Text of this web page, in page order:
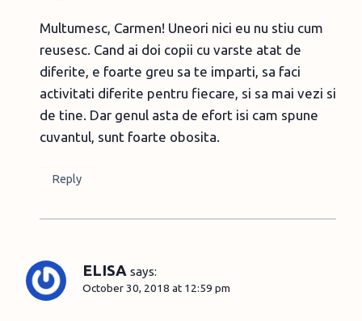
Multumesc, Carmen! Uneori nici eu nu stiu cum
reusesc. Cand ai doi copii cu varste atat de
diferite, e foarte greu sa te imparti, sa faci
activitati diferite pentru fiecare, si sa mai vezi si
de tine. Dar genul asta de efort isi cam spune
cuvantul, sunt foarte obosita.
Reply
ELISA says:
October 30, 2018 at 12:59 pm